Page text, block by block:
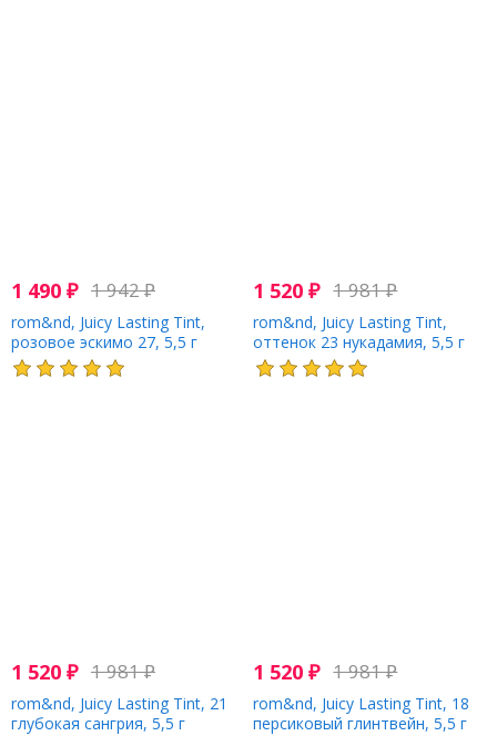
1 490 ₽ 1 942₽
rom&nd, Juicy Lasting Tint,
розовое эскимо 27, 5,5 г
1 520₽ 1 981₽
rom&nd, Juicy Lasting Tint,
оттенок 23 нукадамия, 5,5 г
1 520 ₽ 1 981₽
rom&nd, Juicy Lasting Tint, 21
глубокая сангрия, 5,5 г
1 520₽ 1 981₽
rom&nd, Juicy Lasting Tint, 18
персиковый глинтвейн, 5,5 г